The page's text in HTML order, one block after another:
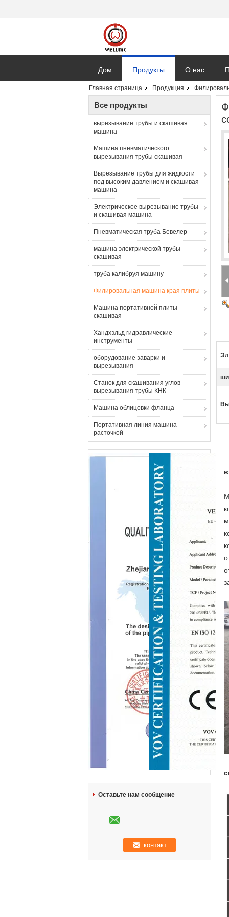
Дом Продукты О нас
Главная страница Продукция
Все продукты
вырезывание трубы и скашивая
машина
Машина пневматического
вырезывания трубы скашивая
Вырезывание трубы для жидкости
под высоким давлением и скашивая
машина
Электрическое вырезывание трубы
и скашивая машина
Пневматическая труба Бевелер
машина электрической трубы
скашивая
труба калибруя машину
Филировальная машина края плиты
Машина портативной плиты
скашивая
Хандхэльд гидравлические
инструменты
оборудование заварки и
вырезывания
Станок для скашивания углов
вырезывания трубы КНК
Машина облицовки фланца
Портативная линия машина
расточкой
Оставьте нам сообщение